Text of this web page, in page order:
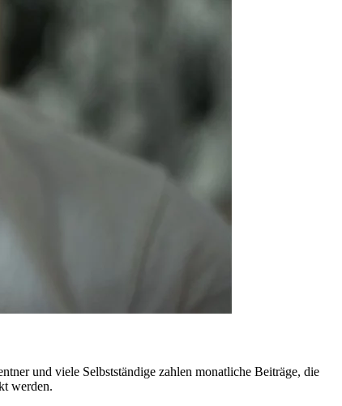
und viele Selbstständige zahlen monatliche Beiträge, die
werden.